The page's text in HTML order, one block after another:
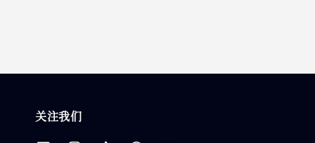
关注我们